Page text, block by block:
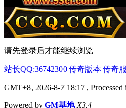
请先登录后才能继续浏览
站长QQ:36742300|传奇版本|传奇
GMT+8, 2026-8-7 18:17 ,
Powered by GM基地 X3.4